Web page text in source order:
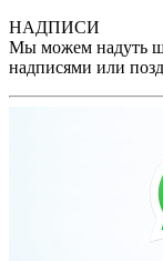
НАДПИСИ
Мы можем надуть
надписями или